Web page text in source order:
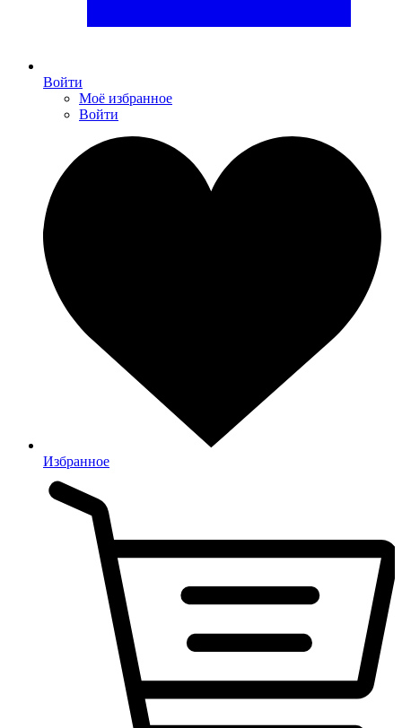
Войти
Моё избранное
Войти
Избранное